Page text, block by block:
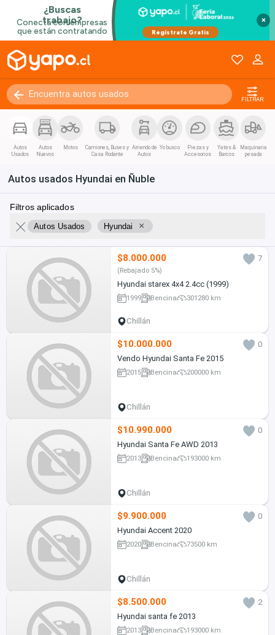
×
FILTRAR
Autos
Usados
Autos
Nuevos
Motos
Camiones, Buses y
Casa Rodante
Arriendo de
Autos
Yo busco
Piezas y
Accesorios
Yates &
Barcos
Maquinaria
pesada
Autos usados Hyundai en Ñuble
Filtros aplicados
Autos Usados Hyundai ×
$8.000.000 7
(Rebajado 5%)
Hyundai starex 4x4 2.4cc (1999)
1999 Bencina 301280 km
Chillán
$10.000.000
0
Vendo Hyundai Santa Fe 2015
2015 Bencina 200000 km
Chillán
$10.990.000
0
Hyundai Santa Fe AWD 2013
2013 Bencina 193000 km
Chillán
$9.900.000
0
Hyundai Accent 2020
2020 Bencina 73500 km
Chillán
$8.500.000
2
Hyundai santa fe 2013
2013 Bencina 193000 km